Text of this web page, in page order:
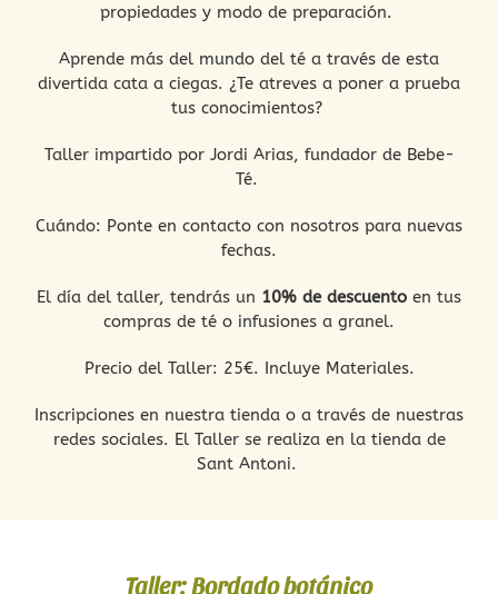
propiedades y modo de preparación.
Aprende más del mundo del té a través de esta
divertida cata a ciegas. ¿Te atreves a poner a prueba
tus conocimientos?
Taller impartido por Jordi Arias, fundador de Bebe-
Té.
Cuándo: Ponte en contacto con nosotros para nuevas
fechas.
El día del taller, tendrás un 10% de descuento en tus
compras de té o infusiones a granel.
Precio del Taller: 25€. Incluye Materiales.
Inscripciones en nuestra tienda o a través de nuestras
redes sociales. El Taller se realiza en la tienda de
Sant Antoni.
Taller: Bordado botánico